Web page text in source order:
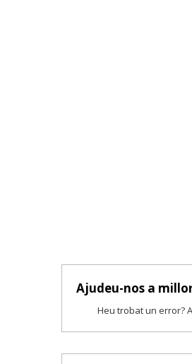
Ajudeu-nos a
Heu trobat un error?